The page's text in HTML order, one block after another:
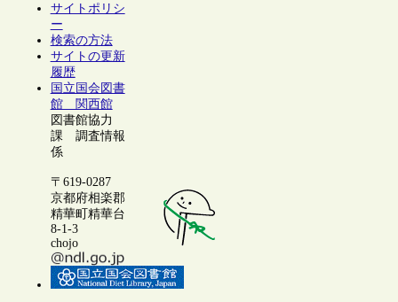
サイトポリシ
ー
検索の方法
サイトの更新
履歴
国立国会図書
館 関西館
図書館協力
課 調査情報
係
〒619-0287
京都府相楽郡
精華町精華台
8-1-3
chojo